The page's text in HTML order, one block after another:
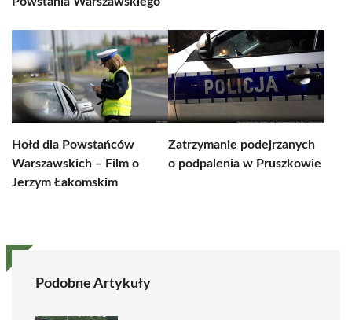
Hołd dla Powstańców
Warszawskich – Film o
Jerzym Łakomskim
Zatrzymanie podejrzanych
o podpalenia w Pruszkowie
Podobne Artykuły